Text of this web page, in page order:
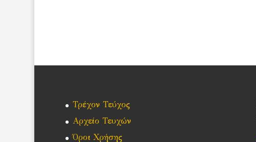
Τρέχον Τεύχος
Αρχείο Τευχών
Όροι Χρήσης